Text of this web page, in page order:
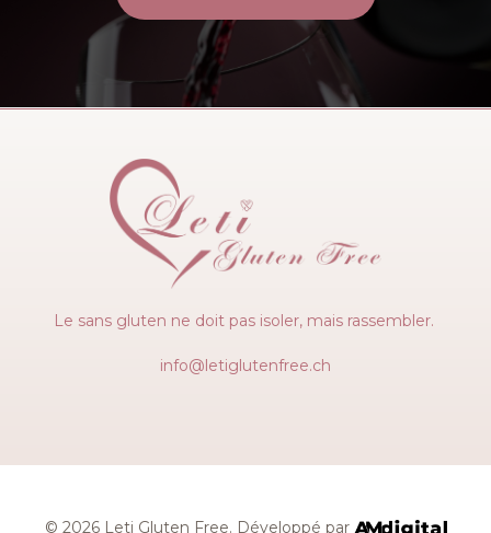
Le sans gluten ne doit pas isoler, mais rassembler.
info@letiglutenfree.ch
© 2026 Leti Gluten Free. Développé par